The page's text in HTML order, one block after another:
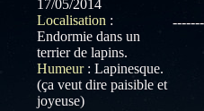
17/05/2014
Localisation :
Endormie dans un
terrier de lapins.
Humeur: Lapinesque.
(ça veut dire paisible et
joyeuse)